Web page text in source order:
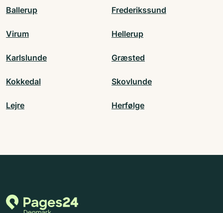
Ballerup Frederikssund
Virum Hellerup
Karlslunde Græsted
Kokkedal Skovlunde
Lejre Herfølge